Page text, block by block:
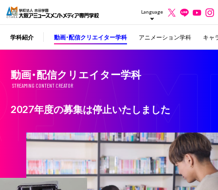
Language
学科紹介
】 CG学科 動画・配信クリエイター学科 アニメーション学科 キャ
動画・配信クリエイター学科
STREAMING CONTENT CREATOR
2027年度の募集は停止いたしました